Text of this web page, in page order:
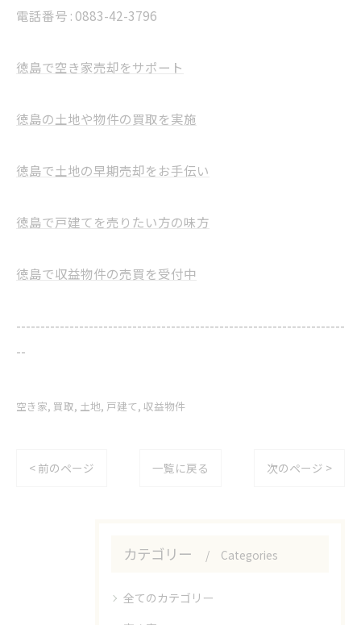
電話番号 : 0883-42-3796
徳島で空き家売却をサポート
徳島の土地や物件の買取を実施
徳島で土地の早期売却をお手伝い
徳島で戸建てを売りたい方の味方
徳島で収益物件の売買を受付中
--------------------------------------------------------------------
--
空き家 買取 土地 戸建て 収益物件
< 前のページ 一覧に戻る 次のページ >
カテゴリー Categories
全てのカテゴリー